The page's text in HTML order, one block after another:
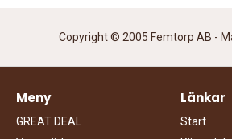
Copyright © 2005 Femtorp AB -
Meny
GREAT DEAL
Länkar
Start